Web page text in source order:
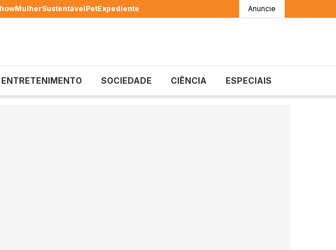
MulherSustentávelPetExpediente Anuncie
ENTRETENIMENTO SOCIEDADE CIÊNCIA ESPECIAIS